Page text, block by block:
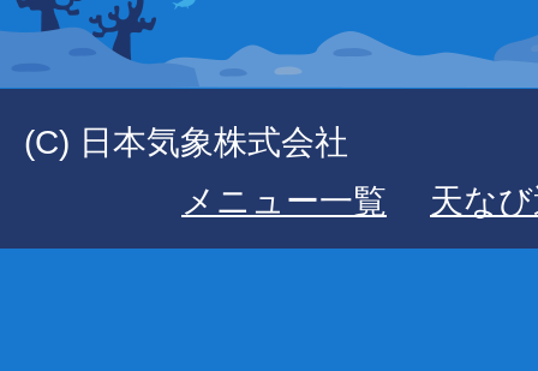
(C) 日本気象株式会社
メニュー一覧
天な